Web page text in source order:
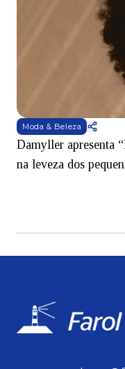
Moda & Beleza
Damyller apresenta
na leveza dos